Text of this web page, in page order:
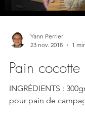
Yann Perrier
23 nov. 2018
1
Pain cocotte
INGRÉDIENTS :
pour pain de